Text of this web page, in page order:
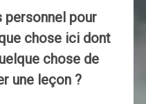
personnel pour
chose ici dont
chose de
une leçon ?